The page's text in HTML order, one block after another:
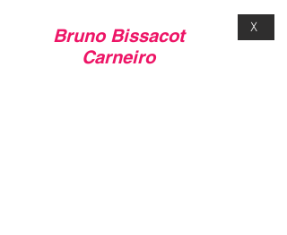
Bruno Bissacot
Carneiro
X